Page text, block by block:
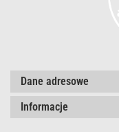
Dane adresowe
Informacje